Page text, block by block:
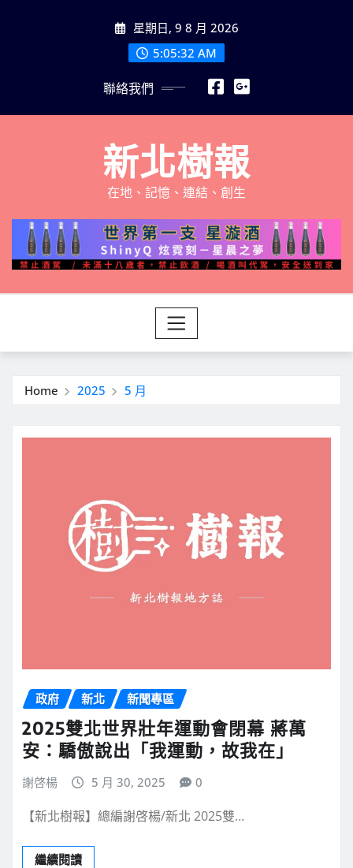
星期日, 9 8 月 2026
5:05:33 AM
聯絡我們
新北樹報
在地、記憶、連結、創生
Home 2025 5 月
政府 新北 新聞專區
2025雙北世界壯年運動會閉幕 蔣萬
安：驕傲說出「我運動，故我在」
謝啓楊 5 月 30, 2025 0
【新北樹報】總編謝啓楊/新北 2025雙…
繼續閱讀